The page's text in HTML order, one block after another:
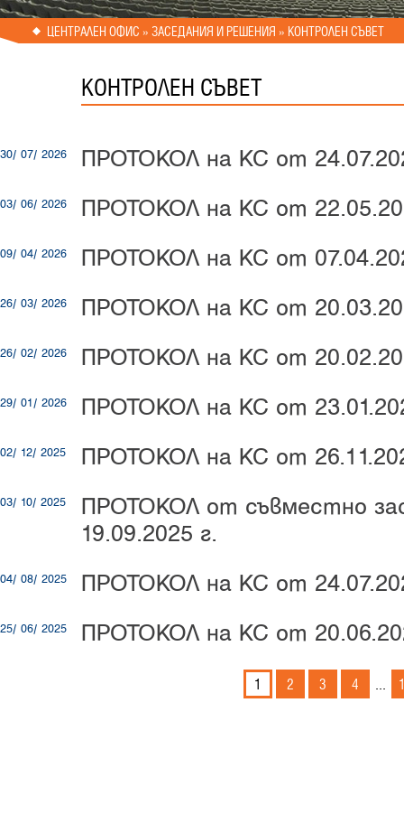
ЦЕНТРАЛЕН ОФИС » ЗАСЕДАНИЯ И РЕШЕНИЯ » КОНТРОЛЕН СЪВЕТ
КОНТРОЛЕН СЪВЕТ
30/ 07/ 2026 ПРОТОКОЛ на КС от
03/ 06/ 2026 ПРОТОКОЛ на КС от
09/ 04/ 2026 ПРОТОКОЛ на КС от
26/ 03/ 2026 ПРОТОКОЛ на КС от
26/ 02/ 2026 ПРОТОКОЛ на КС от
29/ 01/ 2026 ПРОТОКОЛ на КС от
02/ 12/ 2025 ПРОТОКОЛ на КС от
03/ 10/ 2025
ПРОТОКОЛ от съвместно
19.09.2025 г.
04/ 08/ 2025 ПРОТОКОЛ на КС от
25/ 06/ 2025 ПРОТОКОЛ на КС от
1 2 3 4 ...